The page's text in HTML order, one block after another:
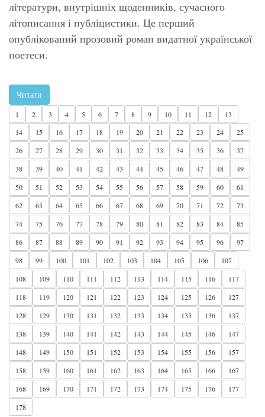
літератури, внутрішніх щоденників, сучасного
літописання і публіцистики. Це перший
опублікований прозовий роман видатної української
поетеси.
Читати
1 2 3 4 5 6 7 8 9 10 11 12
13
14
15 16 17 18 19 20 21 22 23 24
25
26
27 28 29 30 31 32 33 34 35 36
37
38
39 40 41 42 43 44 45 46 47 48
49
50
51 52 53 54 55 56 57 58 59 60
61
62
63 64 65 66 67 68 69 70 71 72
73
74
75 76 77 78 79 80 81 82 83 84
85
86
87 88 89 90 91 92 93 94 95 96
97
98
99 100 101 102 103 104 105 106
107
108
109 110 111 112 113 114 115 116
117
118
119 120 121 122 123 124 125 126
127
128
129 130 131 132 133 134 135 136
137
138
139 140 141 142 143 144 145 146
147
148
149 150 151 152 153 154 155 156
157
158
159 160 161 162 163 164 165 166
167
168
169 170 171 172 173 174 175 176
177
178